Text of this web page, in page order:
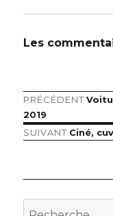
Les
de
PRÉCÉDENT
2019
SUIVANT Article
Ciné,
Recherche